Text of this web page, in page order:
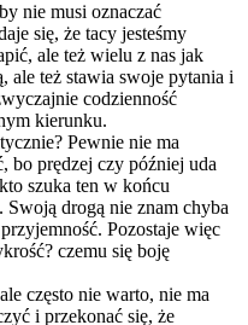
nie musi oznaczać
się, że tacy jesteśmy
ale też wielu z nas jak
ale też stawia swoje pytania i
codzienność
kierunku.
Pewnie nie ma
bo prędzej czy później uda
szuka ten w końcu
drogą nie znam chyba
Pozostaje więc
czemu się boję
często nie warto, nie ma
i przekonać się, że